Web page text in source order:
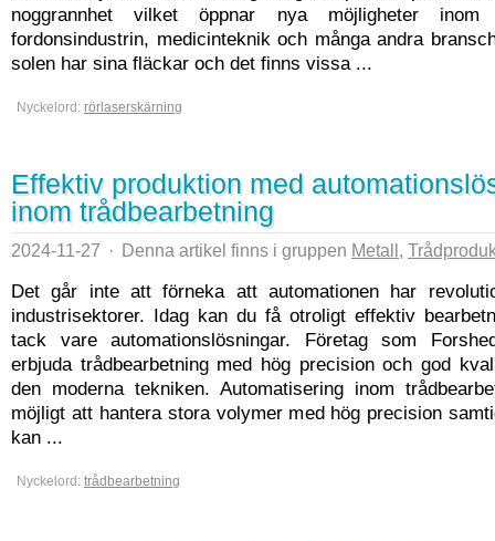
noggrannhet vilket öppnar nya möjligheter inom
fordonsindustrin, medicinteknik och många andra
solen har sina fläckar och det finns vissa ...
Nyckelord: rörlaserskärning
Effektiv produktion med
inom trådbearbetning
2024-11-27 · Denna artikel finns i gruppen Metall,
Det går inte att förneka att automationen har
industrisektorer. Idag kan du få otroligt effektiv
tack vare automationslösningar. Företag som
erbjuda trådbearbetning med hög precision och god
den moderna tekniken. Automatisering inom
möjligt att hantera stora volymer med hög precision
kan ...
Nyckelord: trådbearbetning